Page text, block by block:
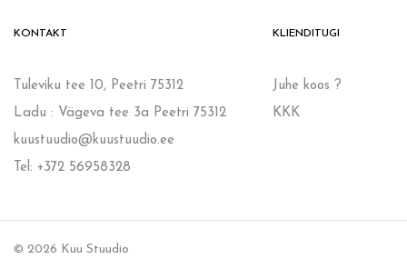
KONTAKT
Tuleviku tee 10, Peetri 75312
Ladu : Vägeva tee 3a Peetri 75312
kuustuudio@kuustuudio.ee
Tel: +372 56958328
KLIENDITUGI
Juhe koos ?
KKK
© 2026 Kuu Stuudio